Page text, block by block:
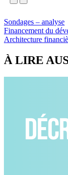
Sondages – analyse
Financement du
Architecture
À LIRE